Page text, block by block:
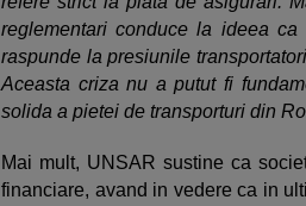
reglementari conduce la ideea
raspunde la presiunile
Aceasta criza nu a putut fi
solida a pietei de transporturi din
Mai mult, UNSAR sustine ca
financiare, avand in vedere ca in